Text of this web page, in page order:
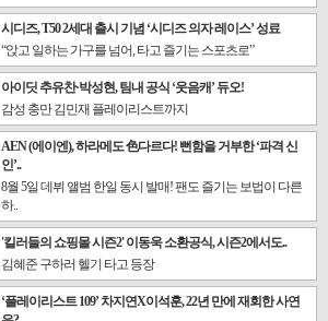
시디즈, T50 2세대 출시 기념 ‘시디즈 의자 레이스’ 성료
“앉고 일하는 가구를 넘어, 타고 즐기는 스포츠로”
아이딧 추유찬·박성현, 팀내 공식 ‘웃음캐’ 듀오!
감성 충만 김민재 플레이리스트까지
AEN (에이엔), 하라메도 色다르다! 뻔함을 거부한 ‘파격 신
인’..
8월 5일 데뷔 앨범 한일 동시 발매! 팬도 즐기는 보법이 다른
하..
'킬러들의 쇼핑몰 시즌2' 이동욱 소환공식, 시즌2에서도..
김혜준 구하러 헬기 타고 등장
‘플레이리스트 109’ 차지연X이석훈, 22년 만에 재회한 사연